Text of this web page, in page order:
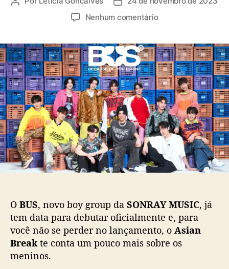
s
r
d
o
p
o
s
t
d
e
p
u
b
l
i
c
a
ç
ã
o
Nenhum comentárioe
o
n
h
e
ç
a
o
B
U
S
,
n
o
b
o
y
O BUS, novo boy group da SONRAY MUSIC, já
tem data para debutar oficialmente e, para
você não se perder no lançamento, o Asian
Breakte conta um pouco mais sobre os
meninos.